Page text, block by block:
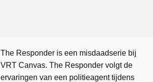
The Responder is een misdaadserie bij
VRT Canvas. The Responder volgt de
ervaringen van een politieagent tijdens